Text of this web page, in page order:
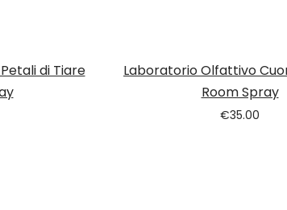
di Tiare
Laboratorio Olfattivo
Room Spray
€35.00